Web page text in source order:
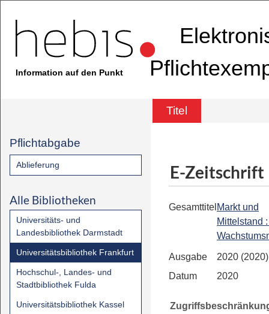
Information auf den Punkt
Titel
Pflichtabgabe
Ablieferung
Alle Bibliotheken
Universitäts- und
Landesbibliothek Darmstadt
Universitätsbibliothek Frankfurt
Hochschul-, Landes- und
Stadtbibliothek Fulda
Universitätsbibliothek Kassel
E-Zeitschrift
Gesamttitel Markt und
Mittelstand
Ausgabe
2020
Datum
2020